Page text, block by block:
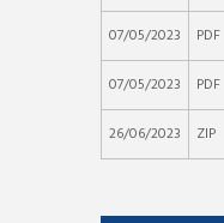
07/05/2023 PDF
07/05/2023 PDF
26/06/2023 ZIP